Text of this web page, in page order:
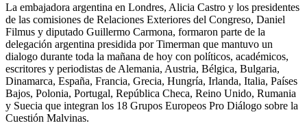
La embajadora argentina en Londres, Alicia Castro y los presidentes
de las comisiones de Relaciones Exteriores del Congreso, Daniel
Filmus y diputado Guillermo Carmona, formaron parte de la
delegación argentina presidida por Timerman que mantuvo un
dialogo durante toda la mañana de hoy con políticos, académicos,
escritores y periodistas de Alemania, Austria, Bélgica, Bulgaria,
Dinamarca, España, Francia, Grecia, Hungría, Irlanda, Italia, Países
Bajos, Polonia, Portugal, República Checa, Reino Unido, Rumania
y Suecia que integran los 18 Grupos Europeos Pro Diálogo sobre la
Cuestión Malvinas.